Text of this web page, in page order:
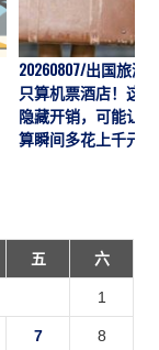
20260807/出国旅游
只算机票酒店！这7
隐藏开销，可能让预
算瞬间多花上千元
五 六
1
7 8